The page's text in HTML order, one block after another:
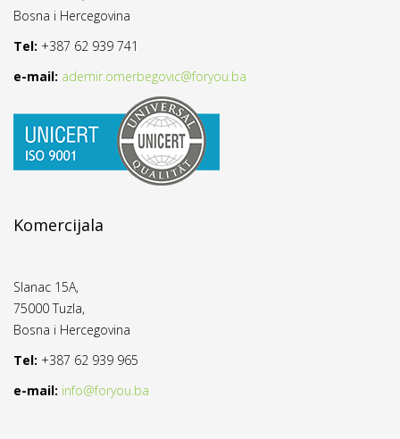
Bosna i Hercegovina
Tel: +387 62 939 741
e-mail: ademir.omerbegovic@foryou.ba
Komercijala
Slanac 15A,
75000 Tuzla,
Bosna i Hercegovina
Tel: +387 62 939 965
e-mail: info@foryou.ba